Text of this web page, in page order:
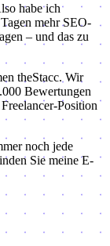
habe ich
mehr SEO-
– und das zu
theStacc. Wir
Bewertungen
Position
noch jede
Sie meine E-